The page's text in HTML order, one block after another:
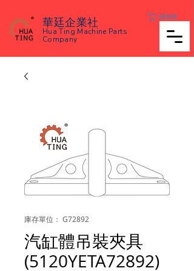
華廷企業社
Hua Ting Machine Parts
Company
購物車
庫存單位： G72892
汽缸體吊裝夾具
(5120YETA72892)